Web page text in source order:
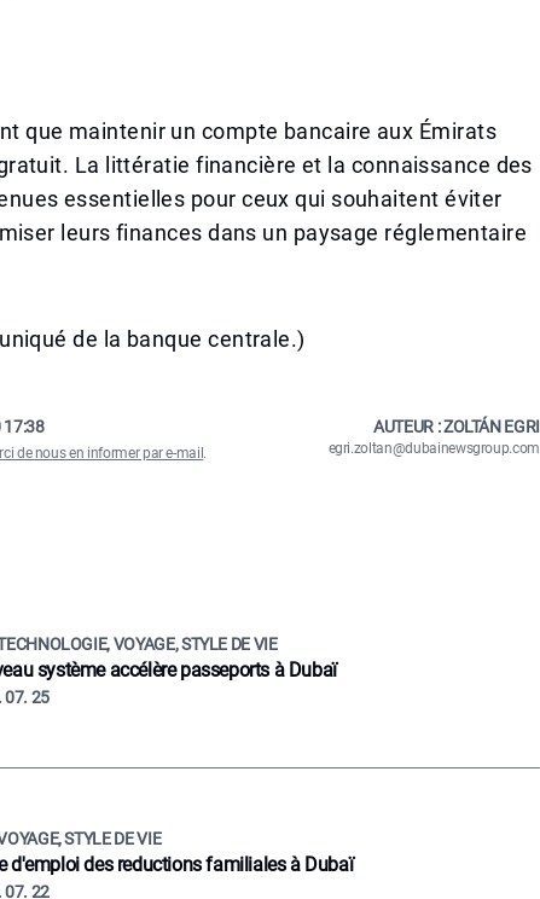
que maintenir un compte bancaire aux Émirats
La littératie financière et la connaissance des
essentielles pour ceux qui souhaitent éviter
leurs finances dans un paysage réglementaire
de la banque centrale.)
17:38
de nous en informer par e-mail .
AUTEUR : ZOLTÁN EGRI
egri.zoltan@dubainewsgroup.com
VOYAGE, STYLE DE VIE
système accélère passeports à Dubaï
07. 25
STYLE DE VIE
d'emploi des reductions familiales à Dubaï
07. 22